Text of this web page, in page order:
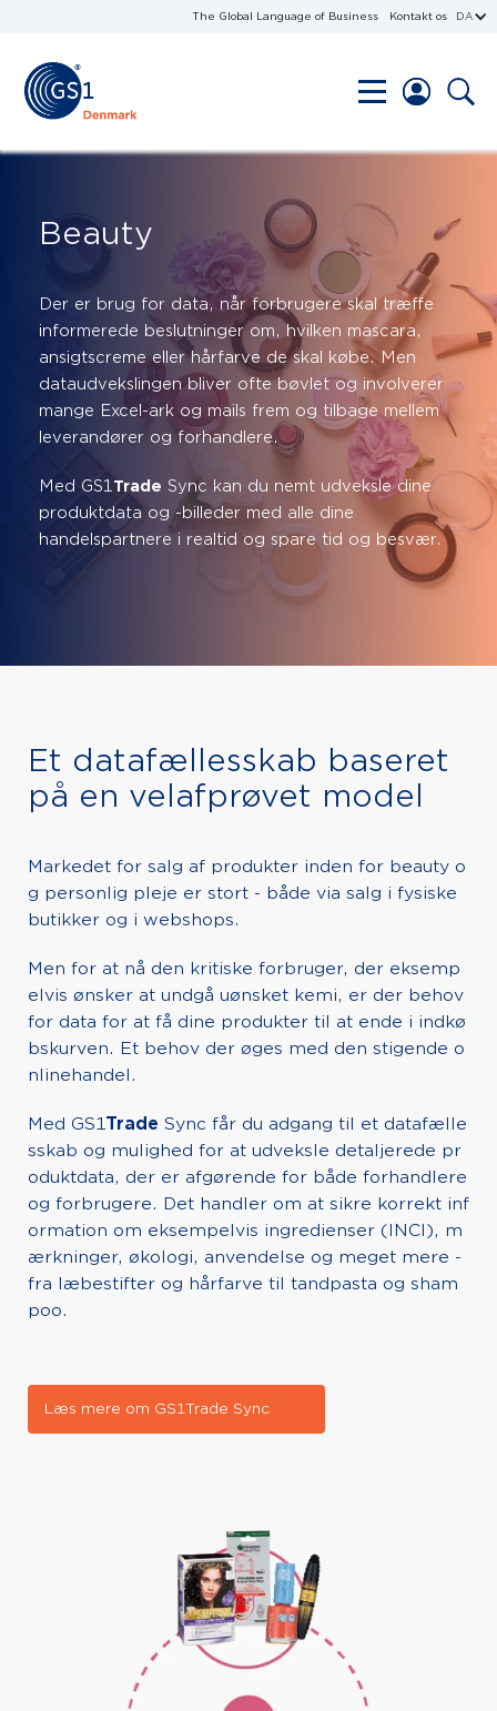
The Global Language of Business Kontakt os DA
Beauty
Der er brug for data, når forbrugere skal træffe
informerede beslutninger om, hvilken mascara,
ansigtscreme eller hårfarve de skal købe. Men
dataudvekslingen bliver ofte bøvlet og involverer
mange Excel-ark og mails frem og tilbage mellem
leverandører og forhandlere.
Med GS1Trade Sync kan du nemt udveksle dine
produktdata og -billeder med alle dine
handelspartnere i realtid og spare tid og besvær.
Et datafællesskab baseret
på en velafprøvet model
Markedet for salg af produkter inden for beauty o
g personlig pleje er stort - både via salg i fysiske
butikker og i webshops.
Men for at nå den kritiske forbruger, der eksemp
elvis ønsker at undgå uønsket kemi, er der behov
for data for at få dine produkter til at ende i indkø
bskurven. Et behov der øges med den stigende o
nlinehandel.
Med GS1Trade Sync får du adgang til et datafælle
sskab og mulighed for at udveksle detaljerede pr
oduktdata, der er afgørende for både forhandlere
og forbrugere. Det handler om at sikre korrekt inf
ormation om eksempelvis ingredienser (INCI), m
ærkninger, økologi, anvendelse og meget mere -
fra læbestifter og hårfarve til tandpasta og sham
poo.
Læs mere om GS1Trade Sync